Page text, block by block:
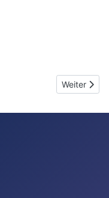
Nächster
Weiter